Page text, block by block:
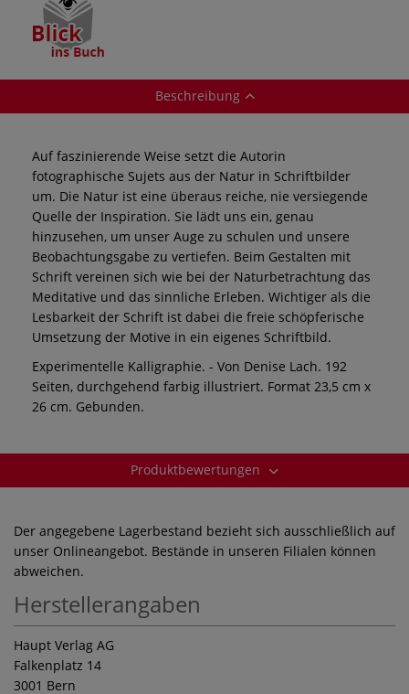
Beschreibung
Auf faszinierende Weise setzt die Autorin
fotographische Sujets aus der Natur in Schriftbilder
um. Die Natur ist eine überaus reiche, nie versiegende
Quelle der Inspiration. Sie lädt uns ein, genau
hinzusehen, um unser Auge zu schulen und unsere
Beobachtungsgabe zu vertiefen. Beim Gestalten mit
Schrift vereinen sich wie bei der Naturbetrachtung das
Meditative und das sinnliche Erleben. Wichtiger als die
Lesbarkeit der Schrift ist dabei die freie schöpferische
Umsetzung der Motive in ein eigenes Schriftbild.
Experimentelle Kalligraphie. - Von Denise Lach. 192
Seiten, durchgehend farbig illustriert. Format 23,5 cm x
26 cm. Gebunden.
Produktbewertungen
Der angegebene Lagerbestand bezieht sich ausschließlich auf
unser Onlineangebot. Bestände in unseren Filialen können
abweichen.
Herstellerangaben
Haupt Verlag AG
Falkenplatz 14
3001 Bern